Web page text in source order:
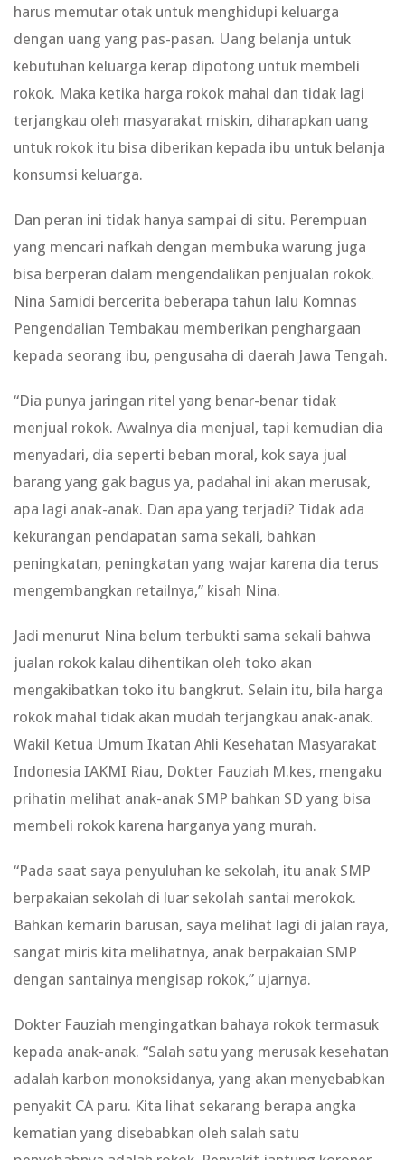
harus memutar otak untuk menghidupi keluarga
dengan uang yang pas-pasan. Uang belanja untuk
kebutuhan keluarga kerap dipotong untuk membeli
rokok. Maka ketika harga rokok mahal dan tidak lagi
terjangkau oleh masyarakat miskin, diharapkan uang
untuk rokok itu bisa diberikan kepada ibu untuk belanja
konsumsi keluarga.
Dan peran ini tidak hanya sampai di situ. Perempuan
yang mencari nafkah dengan membuka warung juga
bisa berperan dalam mengendalikan penjualan rokok.
Nina Samidi bercerita beberapa tahun lalu Komnas
Pengendalian Tembakau memberikan penghargaan
kepada seorang ibu, pengusaha di daerah Jawa Tengah.
“Dia punya jaringan ritel yang benar-benar tidak
menjual rokok. Awalnya dia menjual, tapi kemudian dia
menyadari, dia seperti beban moral, kok saya jual
barang yang gak bagus ya, padahal ini akan merusak,
apa lagi anak-anak. Dan apa yang terjadi? Tidak ada
kekurangan pendapatan sama sekali, bahkan
peningkatan, peningkatan yang wajar karena dia terus
mengembangkan retailnya,” kisah Nina.
Jadi menurut Nina belum terbukti sama sekali bahwa
jualan rokok kalau dihentikan oleh toko akan
mengakibatkan toko itu bangkrut. Selain itu, bila harga
rokok mahal tidak akan mudah terjangkau anak-anak.
Wakil Ketua Umum Ikatan Ahli Kesehatan Masyarakat
Indonesia IAKMI Riau, Dokter Fauziah M.kes, mengaku
prihatin melihat anak-anak SMP bahkan SD yang bisa
membeli rokok karena harganya yang murah.
“Pada saat saya penyuluhan ke sekolah, itu anak SMP
berpakaian sekolah di luar sekolah santai merokok.
Bahkan kemarin barusan, saya melihat lagi di jalan raya,
sangat miris kita melihatnya, anak berpakaian SMP
dengan santainya mengisap rokok,” ujarnya.
Dokter Fauziah mengingatkan bahaya rokok termasuk
kepada anak-anak. “Salah satu yang merusak kesehatan
adalah karbon monoksidanya, yang akan menyebabkan
penyakit CA paru. Kita lihat sekarang berapa angka
kematian yang disebabkan oleh salah satu